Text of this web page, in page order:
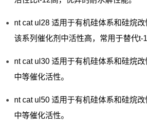
nt cat ul28 适用于有机硅体系和硅烷改
该系列催化剂中活性高，常用于替代t-
nt cat ul30 适用于有机硅体系和硅烷改
中等催化活性。
nt cat ul50 适用于有机硅体系和硅烷改
中等催化活性。